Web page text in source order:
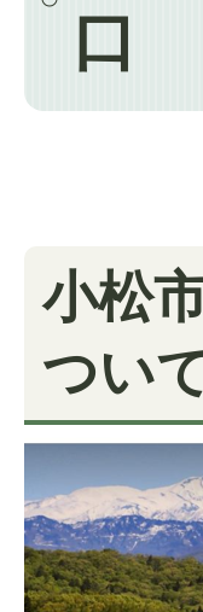
口
小松
つい